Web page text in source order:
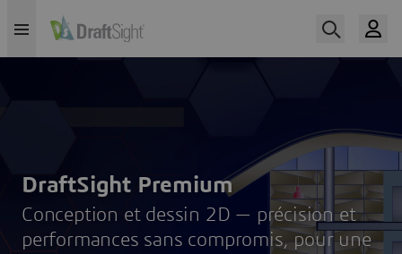
DraftSight Premium
Conception et dessin 2D — précision et
performances sans compromis, pour une